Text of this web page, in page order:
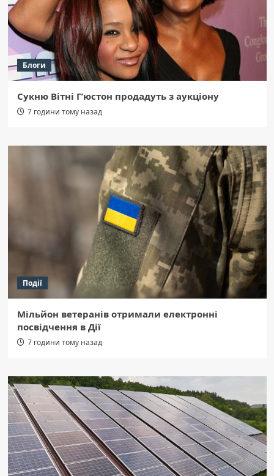
Блоги
Сукню Вітні Г’юстон продадуть з аукціону
7 години тому назад
Події
Мільйон ветеранів отримали електронні
посвідчення в Дії
7 години тому назад